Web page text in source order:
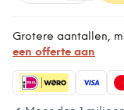
Grotere aantallen,
een offerte aan